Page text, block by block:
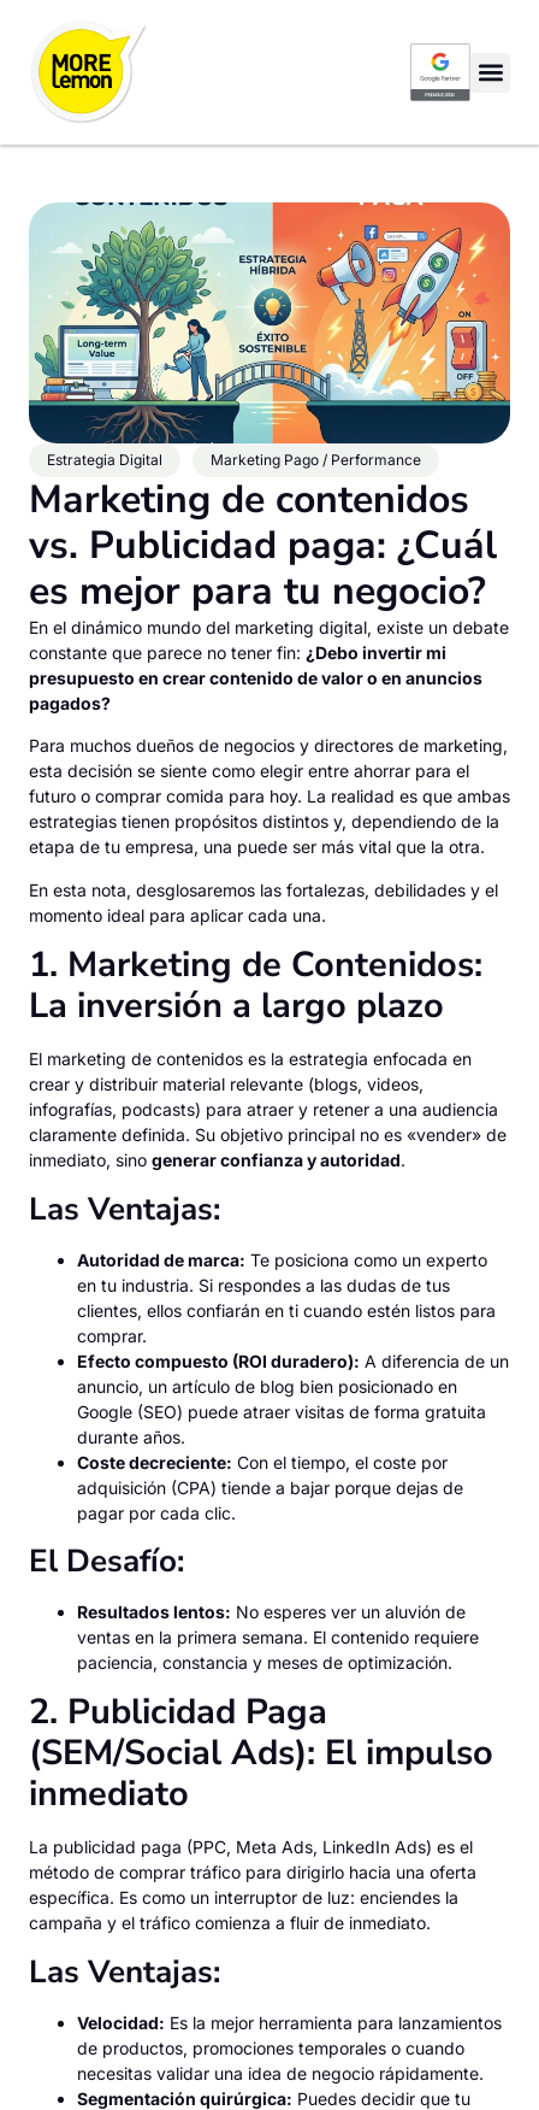
Estrategia Digital Marketing Pago / Performance
Marketing de contenidos
vs. Publicidad paga: ¿Cuál
es mejor para tu negocio?
En el dinámico mundo del marketing digital, existe un debate
constante que parece no tener fin: ¿Debo invertir mi
presupuesto en crear contenido de valor o en anuncios
pagados?
Para muchos dueños de negocios y directores de marketing,
esta decisión se siente como elegir entre ahorrar para el
futuro o comprar comida para hoy. La realidad es que ambas
estrategias tienen propósitos distintos y, dependiendo de la
etapa de tu empresa, una puede ser más vital que la otra.
En esta nota, desglosaremos las fortalezas, debilidades y el
momento ideal para aplicar cada una.
1. Marketing de Contenidos:
La inversión a largo plazo
El marketing de contenidos es la estrategia enfocada en
crear y distribuir material relevante (blogs, videos,
infografías, podcasts) para atraer y retener a una audiencia
claramente definida. Su objetivo principal no es «vender» de
inmediato, sino generar confianza y autoridad.
Las Ventajas:
Autoridad de marca: Te posiciona como un experto
en tu industria. Si respondes a las dudas de tus
clientes, ellos confiarán en ti cuando estén listos para
comprar.
Efecto compuesto (ROI duradero): A diferencia de un
anuncio, un artículo de blog bien posicionado en
Google (SEO) puede atraer visitas de forma gratuita
durante años.
Coste decreciente: Con el tiempo, el coste por
adquisición (CPA) tiende a bajar porque dejas de
pagar por cada clic.
El Desafío:
Resultados lentos: No esperes ver un aluvión de
ventas en la primera semana. El contenido requiere
paciencia, constancia y meses de optimización.
2. Publicidad Paga
(SEM/Social Ads): El impulso
inmediato
La publicidad paga (PPC, Meta Ads, LinkedIn Ads) es el
método de comprar tráfico para dirigirlo hacia una oferta
específica. Es como un interruptor de luz: enciendes la
campaña y el tráfico comienza a fluir de inmediato.
Las Ventajas:
Velocidad: Es la mejor herramienta para lanzamientos
de productos, promociones temporales o cuando
necesitas validar una idea de negocio rápidamente.
Segmentación quirúrgica: Puedes decidir que tu